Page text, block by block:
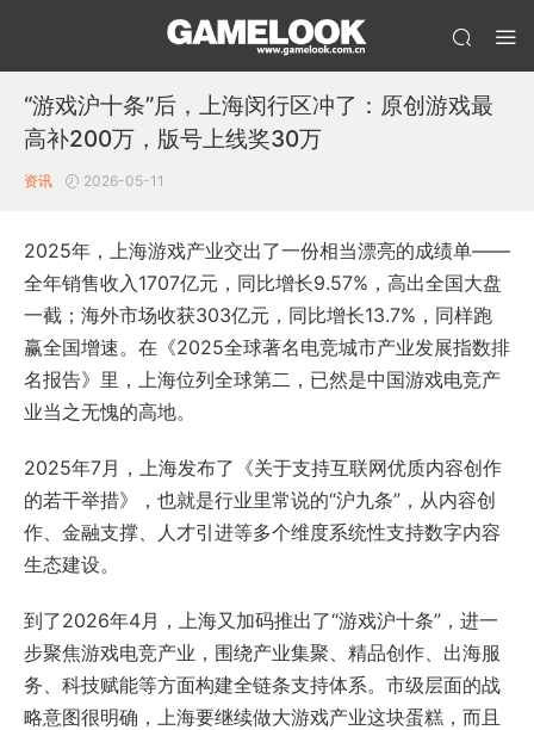
“游戏沪十条”后，上海闵行区冲了：原创游戏最
高补200万，版号上线奖30万
资讯 2026-05-11
2025年，上海游戏产业交出了一份相当漂亮的成绩单——
全年销售收入1707亿元，同比增长9.57%，高出全国大盘
一截；海外市场收获303亿元，同比增长13.7%，同样跑
赢全国增速。在《2025全球著名电竞城市产业发展指数排
名报告》里，上海位列全球第二，已然是中国游戏电竞产
业当之无愧的高地。
2025年7月，上海发布了《关于支持互联网优质内容创作
的若干举措》，也就是行业里常说的“沪九条”，从内容创
作、金融支撑、人才引进等多个维度系统性支持数字内容
生态建设。
到了2026年4月，上海又加码推出了“游戏沪十条”，进一
步聚焦游戏电竞产业，围绕产业集聚、精品创作、出海服
务、科技赋能等方面构建全链条支持体系。市级层面的战
略意图很明确，上海要继续做大游戏产业这块蛋糕，而且